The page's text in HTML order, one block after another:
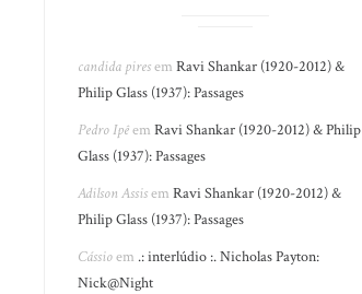
candida piresemRavi Shankar (1920-2012) &
Philip Glass (1937): Passages
Pedro IpêemRavi Shankar (1920-2012) & Philip
Glass (1937): Passages
Adilson AssisemRavi Shankar (1920-2012) &
Philip Glass (1937): Passages
Cássioem .: interlúdio :. Nicholas Payton:
Nick@Night